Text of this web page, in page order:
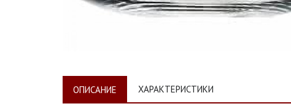
ОПИСАНИЕ ХАРАКТЕРИСТИКИ